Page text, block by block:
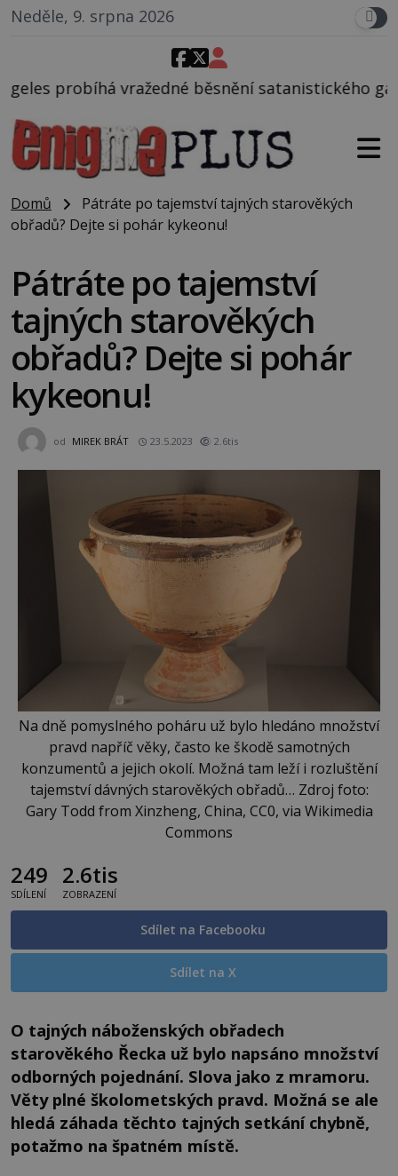
Neděle, 9. srpna 2026
běsnění satanistického gangu vedeného
Domů
Pátráte po tajemství tajných starověkých
obřadů? Dejte si pohár kykeonu!
Pátráte po tajemství
tajných starověkých
obřadů? Dejte si pohár
kykeonu!
od MIREK BRÁT 23.5.2023 2.6tis
Na dně pomyslného poháru už bylo hledáno množství
pravd napříč věky, často ke škodě samotných
konzumentů a jejich okolí. Možná tam leží i rozluštění
tajemství dávných starověkých obřadů… Zdroj foto:
Gary Todd from Xinzheng, China, CC0, via Wikimedia
Commons
249
SDÍLENÍ
2.6tis
ZOBRAZENÍ
Sdílet na Facebooku
Sdílet na X
O tajných náboženských obřadech
starověkého Řecka už bylo napsáno množství
odborných pojednání. Slova jako z mramoru.
Věty plné školometských pravd. Možná se ale
hledá záhada těchto tajných setkání chybně,
potažmo na špatném místě.